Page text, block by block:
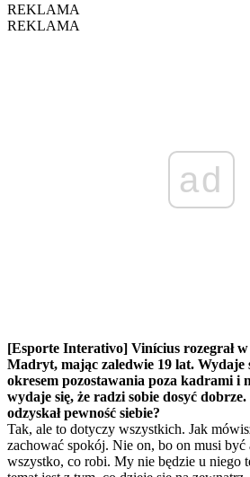
REKLAMA
REKLAMA
ad
[Esporte Interativo] Vinícius rozegrał
Madryt, mając zaledwie 19 lat. Wydaje
okresem pozostawania poza kadrami i
wydaje się, że radzi sobie dosyć
odzyskał pewność siebie?
Tak, ale to dotyczy wszystkich. Jak
zachować spokój. Nie on, bo on musi
wszystko, co robi. My nie będzie u niego